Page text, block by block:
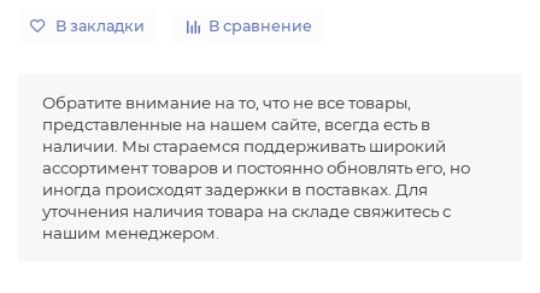
В закладки В сравнение
Обратите внимание на то, что не все товары,
представленные на нашем сайте, всегда есть в
наличии. Мы стараемся поддерживать широкий
ассортимент товаров и постоянно обновлять его, но
иногда происходят задержки в поставках. Для
уточнения наличия товара на складе свяжитесь с
нашим менеджером.